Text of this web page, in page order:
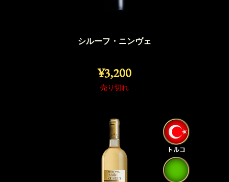
シルーフ・ニンヴェ
¥3,200
売り切れ